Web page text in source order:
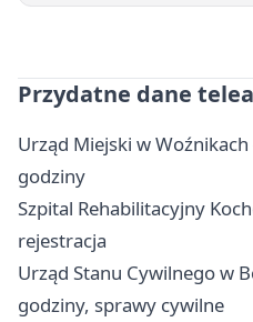
Przydatne dane
Urząd Miejski w
godziny
Szpital Rehabilitacyjny
rejestracja
Urząd Stanu Cywilnego w
godziny, sprawy cywilne